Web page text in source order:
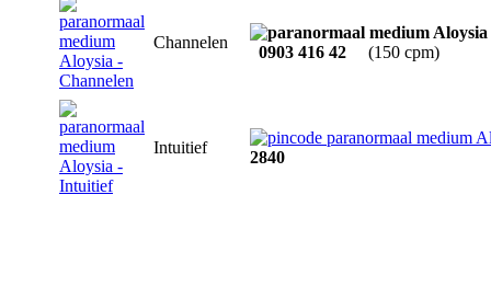
Channelen
0903 416 42 (150 cpm)
Intuitief
2840